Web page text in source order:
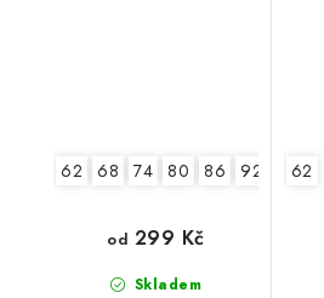
62 68 74 80 86 92 98
Skladem
od 299 Kč
62